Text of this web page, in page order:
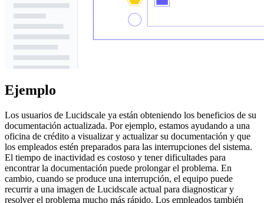
Ejemplo
Los usuarios de Lucidscale ya están obteniendo los beneficios de su
documentación actualizada. Por ejemplo, estamos ayudando a una
oficina de crédito a visualizar y actualizar su documentación y que
los empleados estén preparados para las interrupciones del sistema.
El tiempo de inactividad es costoso y tener dificultades para
encontrar la documentación puede prolongar el problema. En
cambio, cuando se produce una interrupción, el equipo puede
recurrir a una imagen de Lucidscale actual para diagnosticar y
resolver el problema mucho más rápido. Los empleados también